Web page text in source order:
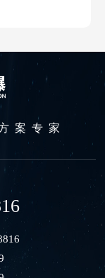
案专家